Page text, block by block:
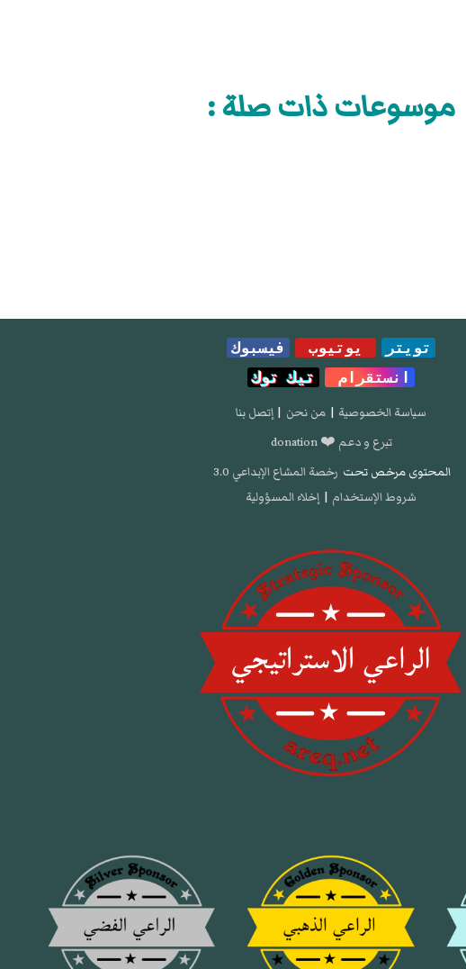
موسوعات ذات صلة :
تويتر يوتيوب
فيسبوك
انستقرام
تيك توك
سياسة الخصوصية | من نحن | إتصل بنا
تبرع و دعم ❤️ donation
المحتوى مرخص تحت رخصة المشاع الإبداعي 3.0
شروط الإستخدام | إخلاء المسؤولية